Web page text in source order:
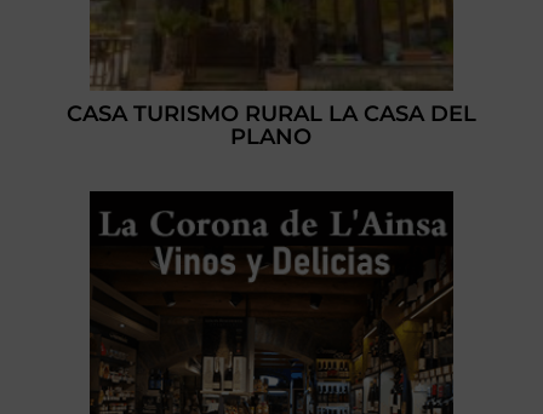
CASA TURISMO RURAL LA CASA DEL
PLANO